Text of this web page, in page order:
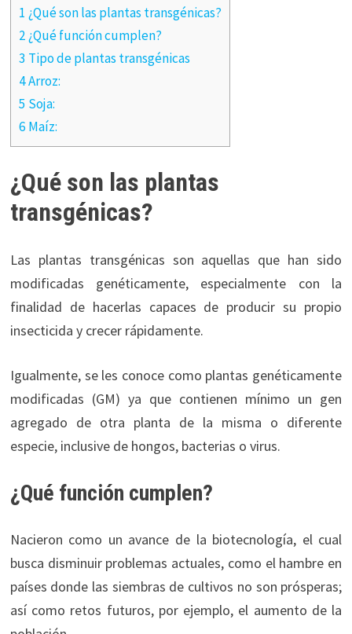
1 ¿Qué son las plantas transgénicas?
2 ¿Qué función cumplen?
3 Tipo de plantas transgénicas
4 Arroz:
5 Soja:
6 Maíz:
¿Qué son las plantas
transgénicas?
Las plantas transgénicas son aquellas que han sido
modificadas genéticamente, especialmente con la
finalidad de hacerlas capaces de producir su propio
insecticida y crecer rápidamente.
Igualmente, se les conoce como plantas genéticamente
modificadas (GM) ya que contienen mínimo un gen
agregado de otra planta de la misma o diferente
especie, inclusive de hongos, bacterias o virus.
¿Qué función cumplen?
Nacieron como un avance de la biotecnología, el cual
busca disminuir problemas actuales, como el hambre en
países donde las siembras de cultivos no son prósperas;
así como retos futuros, por ejemplo, el aumento de la